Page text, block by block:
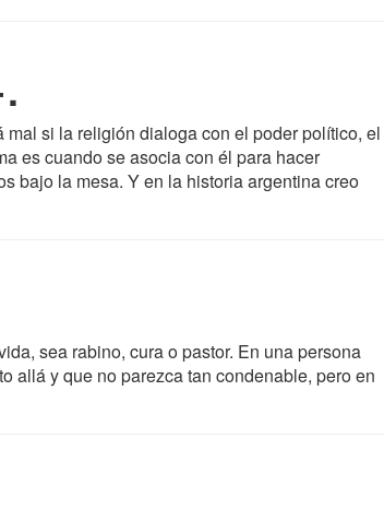
mal si la religión dialoga con el poder político, el
es cuando se asocia con él para hacer
bajo la mesa. Y en la historia argentina creo
sea rabino, cura o pastor. En una persona
allá y que no parezca tan condenable, pero en